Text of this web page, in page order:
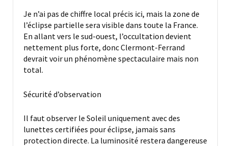
Je n’ai pas de chiffre local précis ici, mais la zone de
l’éclipse partielle sera visible dans toute la France.
En allant vers le sud-ouest, l’occultation devient
nettement plus forte, donc Clermont-Ferrand
devrait voir un phénomène spectaculaire mais non
total.
Sécurité d’observation
Il faut observer le Soleil uniquement avec des
lunettes certifiées pour éclipse, jamais sans
protection directe. La luminosité restera dangereuse